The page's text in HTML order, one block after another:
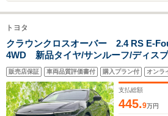
トヨタ
クラウンクロスオーバー 2.4 RS E-
4WD 新品タイヤ/サンルーフ/ディス
+ナビ/デジタルインナーミラー/衝突安
ター 前席/パノラミックビューモニター
システム
販売店保証 車両品質評価書付 購入プラン付 オンラ
支払総額
445.9万円